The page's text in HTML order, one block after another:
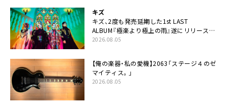
キズ
キズ、2度も発売延期した1st LAST
ALBUM『極楽より極上の雨』遂にリリース。
収録曲「はじまり」MV公開
2026.08.05
【俺の楽器・私の愛機】2063「ステージ４のゼ
マイティス。」
2026.08.05